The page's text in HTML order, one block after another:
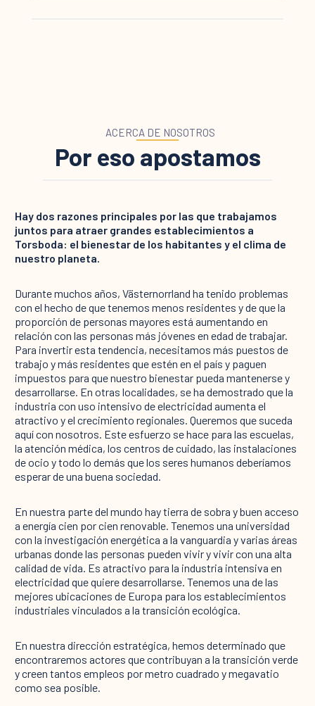
ACERCA DE NOSOTROS
Por eso apostamos
Hay dos razones principales por las que trabajamos
juntos para atraer grandes establecimientos a
Torsboda: el bienestar de los habitantes y el clima de
nuestro planeta.
Durante muchos años, Västernorrland ha tenido problemas
con el hecho de que tenemos menos residentes y de que la
proporción de personas mayores está aumentando en
relación con las personas más jóvenes en edad de trabajar.
Para invertir esta tendencia, necesitamos más puestos de
trabajo y más residentes que estén en el país y paguen
impuestos para que nuestro bienestar pueda mantenerse y
desarrollarse. En otras localidades, se ha demostrado que la
industria con uso intensivo de electricidad aumenta el
atractivo y el crecimiento regionales. Queremos que suceda
aquí con nosotros. Este esfuerzo se hace para las escuelas,
la atención médica, los centros de cuidado, las instalaciones
de ocio y todo lo demás que los seres humanos deberíamos
esperar de una buena sociedad.
En nuestra parte del mundo hay tierra de sobra y buen acceso
a energía cien por cien renovable. Tenemos una universidad
con la investigación energética a la vanguardia y varias áreas
urbanas donde las personas pueden vivir y vivir con una alta
calidad de vida. Es atractivo para la industria intensiva en
electricidad que quiere desarrollarse. Tenemos una de las
mejores ubicaciones de Europa para los establecimientos
industriales vinculados a la transición ecológica.
En nuestra dirección estratégica, hemos determinado que
encontraremos actores que contribuyan a la transición verde
y creen tantos empleos por metro cuadrado y megavatio
como sea posible.